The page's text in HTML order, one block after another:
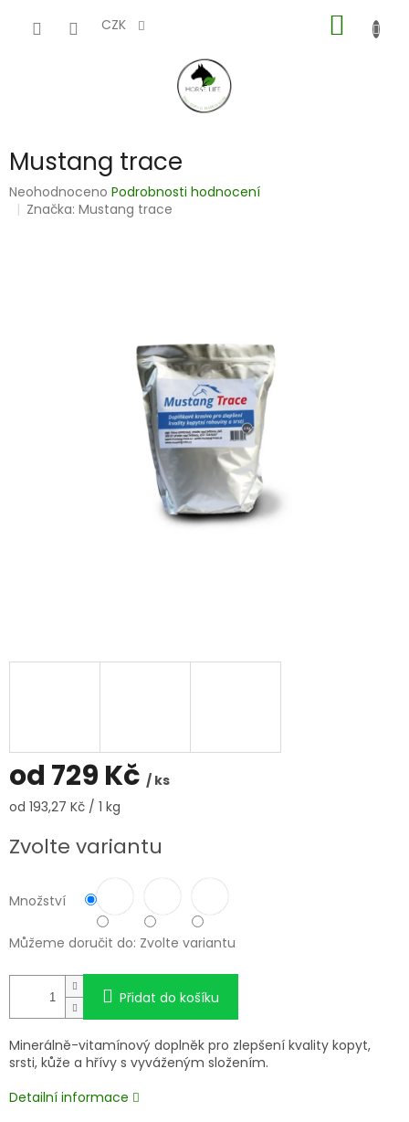
CZK
KOŠÍK
Mustang trace
Průměrné
hodnocení
Neohodnoceno Podrobnosti hodnocení
Značka:Mustang trace
od 729 Kč / ks
Měrná
od 193,27 Kč / 1 kg
Zvolte variantu
Množství
Můžeme doručit do: Zvolte variantu
Přidat do košíku
Minerálně-vitamínový doplněk pro zlepšení kvality kopyt,
srsti, kůže a hřívy s vyváženým složením.
Detailní informace